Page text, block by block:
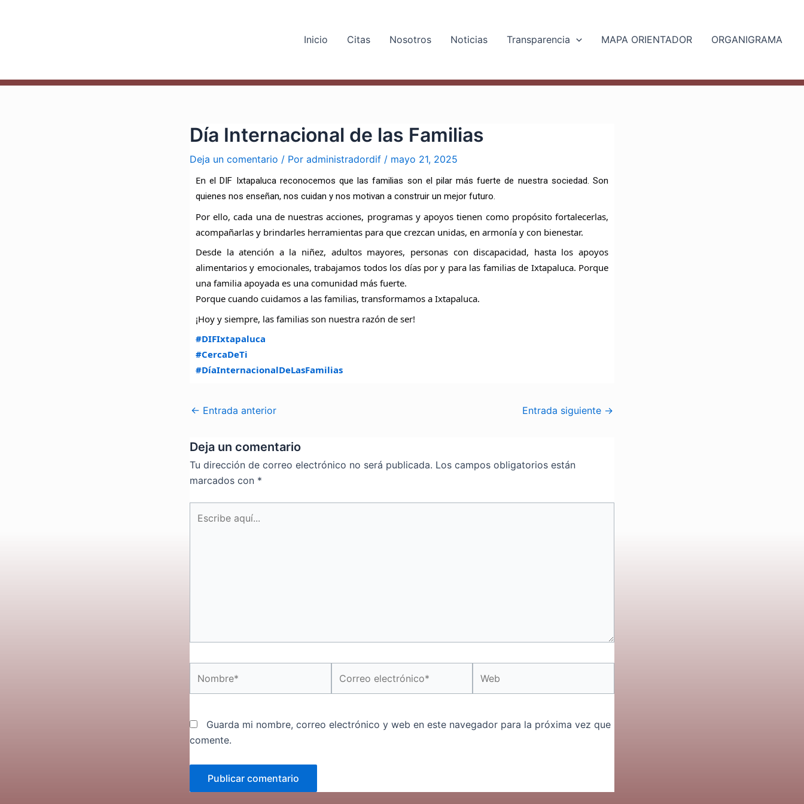
Inicio Citas Nosotros Noticias Transparencia MAPA ORIENTADOR ORGANIGRAMA
Día Internacional de las Familias
Deja un comentario / Por administradordif / mayo 21, 2025
En el DIF Ixtapaluca reconocemos que las familias son el pilar más fuerte de nuestra sociedad. Son
quienes nos enseñan, nos cuidan y nos motivan a construir un mejor futuro.
Por ello, cada una de nuestras acciones, programas y apoyos tienen como propósito fortalecerlas,
acompañarlas y brindarles herramientas para que crezcan unidas, en armonía y con bienestar.
Desde la atención a la niñez, adultos mayores, personas con discapacidad, hasta los apoyos
alimentarios y emocionales, trabajamos todos los días por y para las familias de Ixtapaluca. Porque
una familia apoyada es una comunidad más fuerte.
Porque cuando cuidamos a las familias, transformamos a Ixtapaluca.
¡Hoy y siempre, las familias son nuestra razón de ser!
#DIFIxtapaluca
#CercaDeTi
#DíaInternacionalDeLasFamilias
← Entrada anterior Entrada siguiente →
Deja un comentario
Tu dirección de correo electrónico no será publicada. Los campos obligatorios están
marcados con *
aquí...
electrónico*
Guarda mi nombre, correo electrónico y web en este navegador para la próxima vez que
comente.